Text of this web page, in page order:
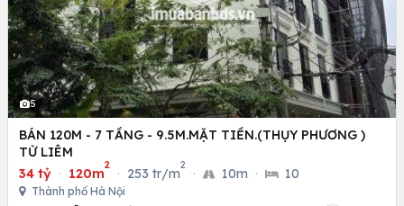
5
BÁN 120M - 7 TẦNG - 9.5M.MẶT TIỀN.(THỤY PHƯƠNG )
TỪ LIÊM
34 tỷ · 120m
2
· 253 tr/m
2
· 10m · 10
Thành phố Hà Nội